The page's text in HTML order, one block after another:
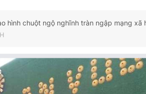
hình chuột ngộ nghĩnh tràn ngập mạng xã